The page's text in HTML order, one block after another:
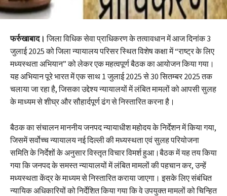
फर्रुखाबाद। जिला विधिक सेवा प्राधिकरण के तत्वावधान में आज दिनांक 3
जुलाई 2025 को जिला न्यायालय परिसर स्थित विशेष कक्षा में “राष्ट्र के लिए
मध्यस्थता अभियान” को लेकर एक महत्वपूर्ण बैठक का आयोजन किया गया।
यह अभियान पूरे भारत में एक साथ 1 जुलाई 2025 से 30 सितम्बर 2025 तक
चलाया जा रहा है, जिसका उद्देश्य न्यायालयों में लंबित मामलों को आपसी सुलह
के माध्यम से शीघ्र और सौहार्दपूर्ण ढंग से निस्तारित करना है।
बैठक का संचालन माननीय जनपद न्यायाधीश महोदय के निर्देशन में किया गया,
जिसमें सर्वोच्च न्यायालय नई दिल्ली की मध्यस्थता एवं सुलह परियोजना
समिति के निर्देशों के अनुसार विस्तृत विचार विमर्श हुआ।बैठक में यह तय किया
गया कि जनपद के समस्त न्यायालयों में लंबित मामलों की पहचान कर, उन्हें
मध्यस्थता केंद्र के माध्यम से निस्तारित कराया जाएगा। इसके लिए संबंधित
न्यायिक अधिकारियों को निर्देशित किया गया कि वे उपयुक्त मामलों को चिन्हित